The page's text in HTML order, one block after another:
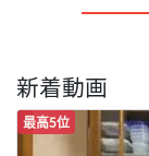
新着動画
最高5位